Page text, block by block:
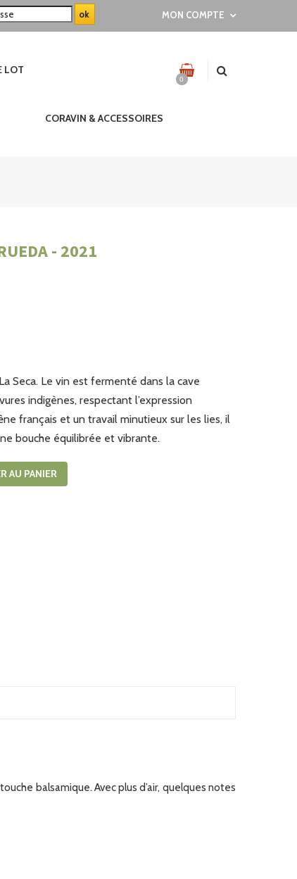
MON COMPTE
0
LOT
CORAVIN & ACCESSOIRES
- 2021
Seca. Le vin est fermenté dans la cave
indigènes, respectant l’expression
français et un travail minutieux sur les lies, il
bouche équilibrée et vibrante.
AU PANIER
balsamique. Avec plus d’air, quelques notes